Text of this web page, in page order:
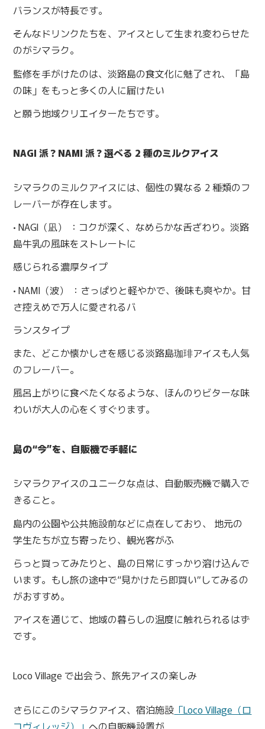
バランスが特長です。
そんなドリンクたちを、アイスとして生まれ変わらせた
のがシマラク。
監修を手がけたのは、淡路島の食文化に魅了され、「島
の味」をもっと多くの人に届けたい
と願う地域クリエイターたちです。
NAGI 派？NAMI 派？選べる 2 種のミルクアイス
シマラクのミルクアイスには、個性の異なる 2 種類のフ
レーバーが存在します。
• NAGI（凪） ：コクが深く、なめらかな舌ざわり。淡路
島牛乳の風味をストレートに
感じられる濃厚タイプ
• NAMI（波） ：さっぱりと軽やかで、後味も爽やか。甘
さ控えめで万人に愛されるバ
ランスタイプ
また、どこか懐かしさを感じる淡路島珈琲アイスも人気
のフレーバー。
風呂上がりに食べたくなるような、ほんのりビターな味
わいが大人の心をくすぐります。
島の“今”を、自販機で手軽に
シマラクアイスのユニークな点は、自動販売機で購入で
きること。
島内の公園や公共施設前などに点在しており、 地元の
学生たちが立ち寄ったり、観光客がふ
らっと買ってみたりと、島の日常にすっかり溶け込んで
います。もし旅の途中で“見かけたら即買い”してみるの
がおすすめ。
アイスを通じて、地域の暮らしの温度に触れられるはず
です。
Loco Village で出会う、旅先アイスの楽しみ
さらにこのシマラクアイス、宿泊施設 「Loco Village（ロ
コヴィレッジ）」への自販機設置が